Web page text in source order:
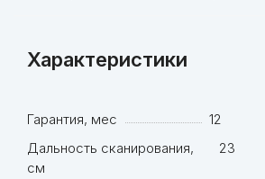
Характеристики
Гарантия, мес
12
Дальность сканирования,
см
23